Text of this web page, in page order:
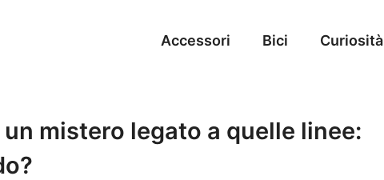
Accessori Bici Curiosità
mistero legato a quelle linee: